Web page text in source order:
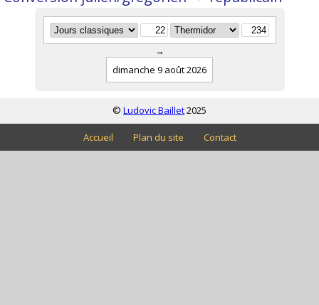
→
dimanche 9 août 2026
© Ludovic Baillet2025
Accueil Plan du site Contact